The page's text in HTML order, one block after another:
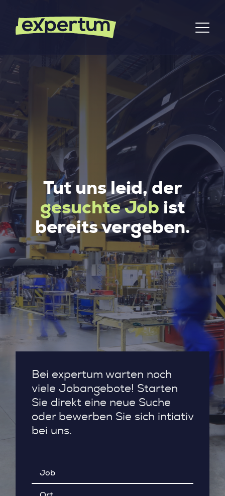
Tut uns leid, der
gesuchte Job ist
bereits vergeben.
Bei expertum warten noch
viele Jobangebote! Starten
Sie direkt eine neue Suche
oder bewerben Sie sich intiativ
bei uns.